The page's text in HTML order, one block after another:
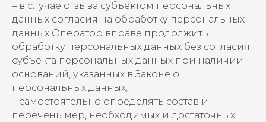
– в случае отзыва субъектом персональных
данных согласия на обработку персональных
данных Оператор вправе продолжить
обработку персональных данных без согласия
субъекта персональных данных при наличии
оснований, указанных в Законе о
персональных данных;
– самостоятельно определять состав и
перечень мер, необходимых и достаточных